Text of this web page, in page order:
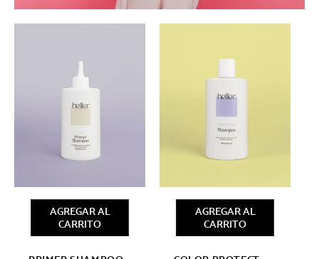
AGREGAR AL
CARRITO
AGREGAR AL
CARRITO